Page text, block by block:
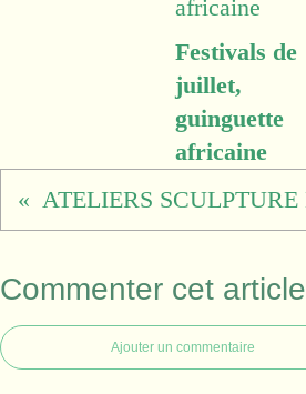
Festivals de
juillet,
guinguette
africaine
Commenter cet article
Ajouter un commentaire